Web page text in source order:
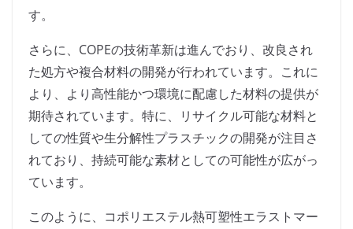
す。
さらに、COPEの技術革新は進んでおり、改良され
た処方や複合材料の開発が行われています。これに
より、より高性能かつ環境に配慮した材料の提供が
期待されています。特に、リサイクル可能な材料と
しての性質や生分解性プラスチックの開発が注目さ
れており、持続可能な素材としての可能性が広がっ
ています。
このように、コポリエステル熱可塑性エラストマー